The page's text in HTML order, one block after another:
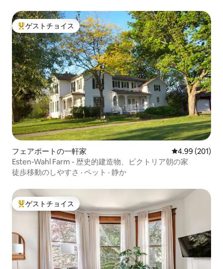
大好評のゲストチョイスです。
ゲストチョイス
フェアポートの一軒家 レビュー201
4.99 (201)
Esten-Wahl Farm - 歴史的建造物、ビクトリア朝の家
徒歩移動のしやすさ · ペット · 静か
大好評のゲストチョイスです。
ゲストチョイス